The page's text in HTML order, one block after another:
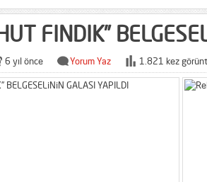
FINDIK”
6 yıl önce Yorum Yaz 1.821 kez